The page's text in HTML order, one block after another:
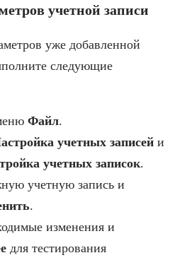
учетной записи
уже добавленной
следующие
Файл.
учетных записей и
учетных записок.
учетную запись и
.
изменения и
для тестирования